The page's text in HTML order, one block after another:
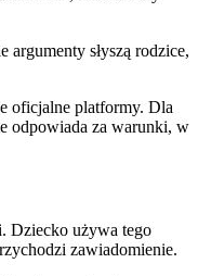
argumenty słyszą rodzice,
oficjalne platformy. Dla
odpowiada za warunki, w
Dziecko używa tego
zawiadomienie.